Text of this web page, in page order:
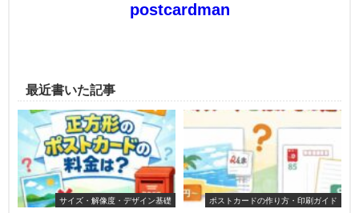
postcardman
最近書いた記事
サイズ・解像度・デザイン基礎 ポストカードの作り方・印刷ガイド